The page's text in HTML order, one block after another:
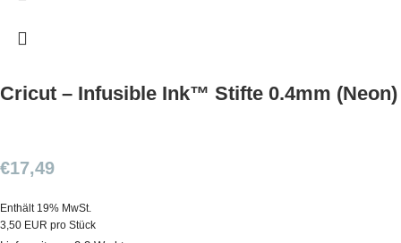
Cricut – Infusible Ink™ Stifte 0.4mm (Neon)
€17,49
Enthält 19% MwSt.
3,50 EUR pro Stück